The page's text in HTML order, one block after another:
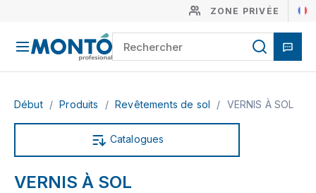
ZONE PRIVÉE
Début / Produits / Revêtements de sol / VERNIS À SOL
Catalogues
VERNIS À SOL